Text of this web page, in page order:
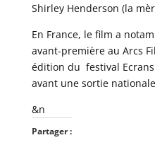
Shirley Henderson (la
En France, le film a
avant-première au Arcs
édition du festival
avant une sortie
&n
Partager :